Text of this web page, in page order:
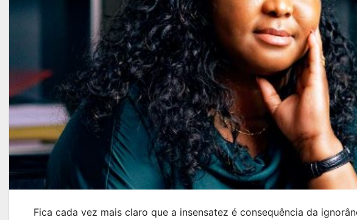
Fica cada vez mais claro que a insensatez é consequência da